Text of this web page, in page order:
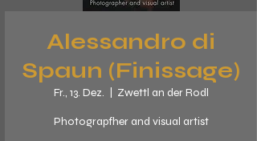
Alessandro di
Spaun (Finissage)
Fr., 13. Dez. Zwettl an der Rodl
Photograpfher and visual artist